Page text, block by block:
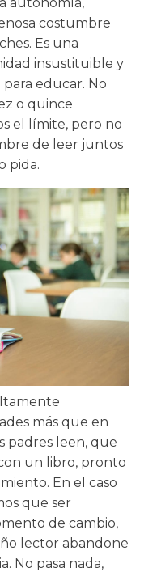
costumbre
Es una
insustituible y
educar. No
o quince
el límite, pero no
de leer juntos
pida.
más que en
padres leen, que
un libro, pronto
En el caso
que ser
de cambio,
lector abandone
No pasa nada,